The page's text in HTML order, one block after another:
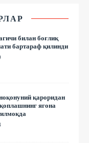
билан боғлиқ
бартараф қилинди
қароридан
ягона